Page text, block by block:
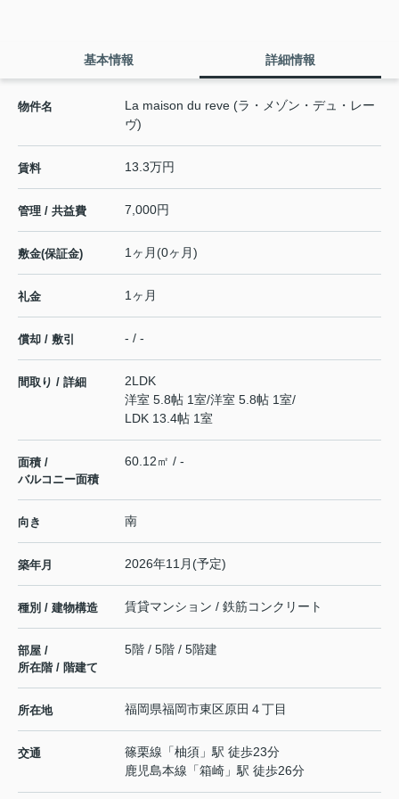
基本情報 詳細情報
物件名
La maison du reve (ラ・メゾン・デュ・レー
ヴ)
賃料 13.3万円
管理 / 共益費 7,000円
敷金(保証金) 1ヶ月(0ヶ月)
礼金 1ヶ月
償却 / 敷引 - / -
間取り / 詳細
2LDK
洋室 5.8帖 1室/洋室 5.8帖 1室/
LDK 13.4帖 1室
面積 /
バルコニー面積
60.12㎡ / -
向き 南
築年月 2026年11月(予定)
種別 / 建物構造 賃貸マンション / 鉄筋コンクリート
部屋 /
所在階 / 階建て
5階 / 5階 / 5階建
所在地 福岡県福岡市東区原田 ４丁目
交通 篠栗線 「柚須 」駅 徒歩23分
鹿児島本線 「箱崎 」駅 徒歩26分